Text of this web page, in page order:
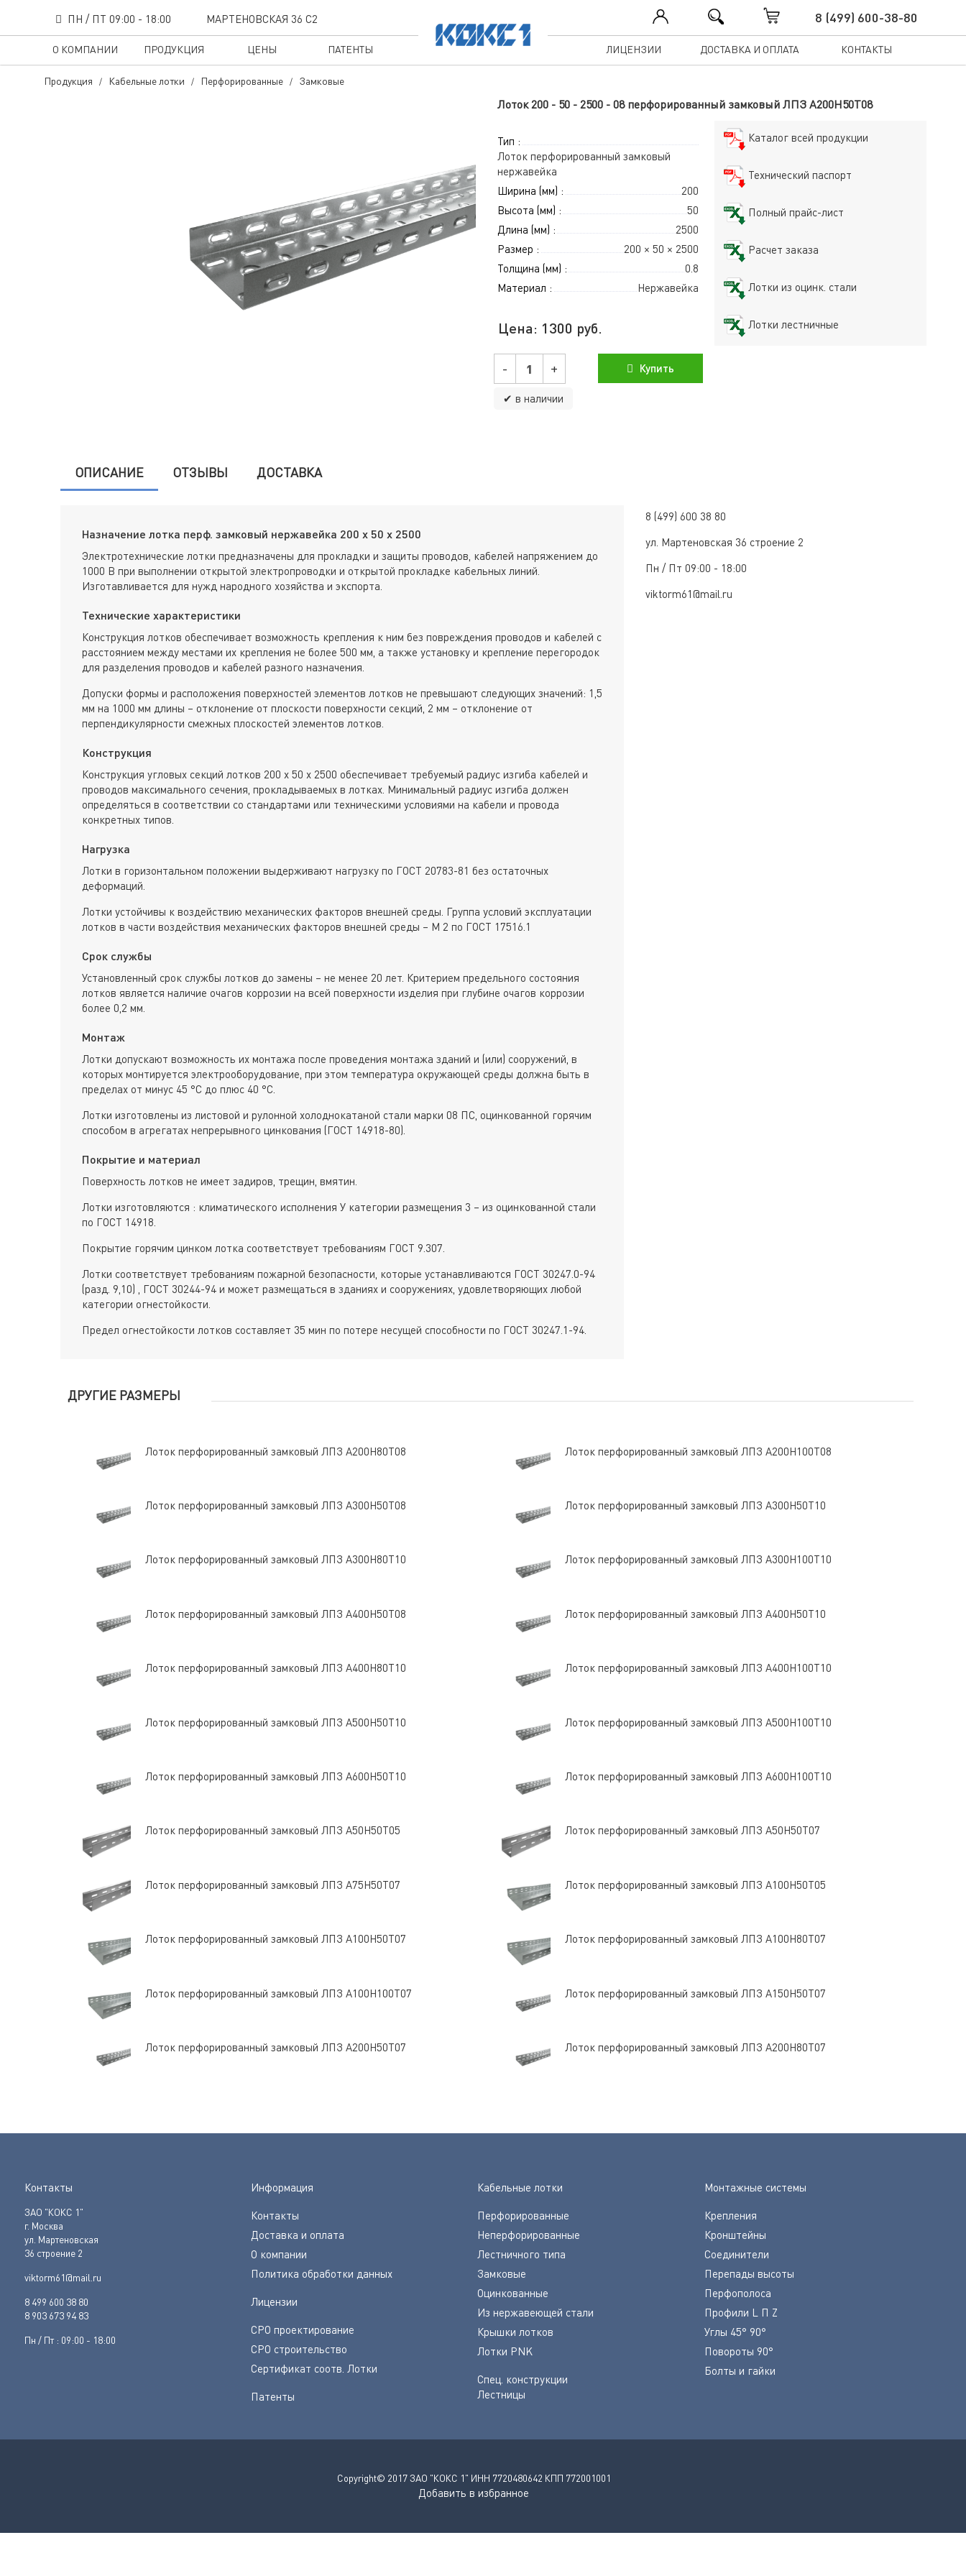
ПН / ПТ 09:00 - 18:00 МАРТЕНОВСКАЯ 36 С2 8 (499) 600-38-80
О КОМПАНИИ ПРОДУКЦИЯ ЦЕНЫ ПАТЕНТЫ КОНТАКТЫ
ДОСТАВКА И ОПЛАТА
ЛИЦЕНЗИИ
Продукция Кабельные лотки Перфорированные Замковые
Лоток 200 - 50 - 2500 - 08 перфорированный замковый ЛПЗ A200Н50Т08
Тип :
Лоток перфорированный замковый
нержавейка
Ширина (мм) :
200
Высота (мм) :
50
Длина (мм) :
2500
Размер :
200 × 50 × 2500
Толщина (мм) :
0.8
Материал :
Нержавейка
Цена: 1300 руб.
- +
✔ в наличии
Купить
Каталог всей продукции
Технический паспорт
Полный прайс-лист
Расчет заказа
Лотки из оцинк. стали
Лотки лестничные
ОПИСАНИЕ ОТЗЫВЫ ДОСТАВКА
Назначение лотка перф. замковый нержавейка 200 х 50 х 2500
Электротехнические лотки предназначены для прокладки и защиты проводов, кабелей напряжением до
1000 В при выполнении открытой электропроводки и открытой прокладке кабельных линий.
Изготавливается для нужд народного хозяйства и экспорта.
Технические характеристики
Конструкция лотков обеспечивает возможность крепления к ним без повреждения проводов и кабелей с
расстоянием между местами их крепления не более 500 мм, а также установку и крепление перегородок
для разделения проводов и кабелей разного назначения.
Допуски формы и расположения поверхностей элементов лотков не превышают следующих значений: 1,5
мм на 1000 мм длины – отклонение от плоскости поверхности секций, 2 мм – отклонение от
перпендикулярности смежных плоскостей элементов лотков.
Конструкция
Конструкция угловых секций лотков 200 х 50 х 2500 обеспечивает требуемый радиус изгиба кабелей и
проводов максимального сечения, прокладываемых в лотках. Минимальный радиус изгиба должен
определяться в соответствии со стандартами или техническими условиями на кабели и провода
конкретных типов.
Нагрузка
Лотки в горизонтальном положении выдерживают нагрузку по ГОСТ 20783-81 без остаточных
деформаций.
Лотки устойчивы к воздействию механических факторов внешней среды. Группа условий эксплуатации
лотков в части воздействия механических факторов внешней среды – М 2 по ГОСТ 17516.1
Срок службы
Установленный срок службы лотков до замены – не менее 20 лет. Критерием предельного состояния
лотков является наличие очагов коррозии на всей поверхности изделия при глубине очагов коррозии
более 0,2 мм.
Монтаж
Лотки допускают возможность их монтажа после проведения монтажа зданий и (или) сооружений, в
которых монтируется электрооборудование, при этом температура окружающей среды должна быть в
пределах от минус 45 °С до плюс 40 °С.
Лотки изготовлены из листовой и рулонной холоднокатаной стали марки 08 ПС, оцинкованной горячим
способом в агрегатах непрерывного цинкования (ГОСТ 14918-80).
Покрытие и материал
Поверхность лотков не имеет задиров, трещин, вмятин.
Лотки изготовляются : климатического исполнения У категории размещения 3 – из оцинкованной стали
по ГОСТ 14918.
Покрытие горячим цинком лотка соответствует требованиям ГОСТ 9.307.
Лотки соответствует требованиям пожарной безопасности, которые устанавливаются ГОСТ 30247.0-94
(разд. 9,10) , ГОСТ 30244-94 и может размещаться в зданиях и сооружениях, удовлетворяющих любой
категории огнестойкости.
Предел огнестойкости лотков составляет 35 мин по потере несущей способности по ГОСТ 30247.1-94.
8 (499) 600 38 80
ул. Мартеновская 36 строение 2
Пн / Пт 09:00 - 18:00
viktorm61@mail.ru
ДРУГИЕ РАЗМЕРЫ
Лоток перфорированный замковый ЛПЗ A200Н80Т08 Лоток перфорированный замковый ЛПЗ A200Н100Т08
Лоток перфорированный замковый ЛПЗ A300Н50Т08 Лоток перфорированный замковый ЛПЗ A300Н50Т10
Лоток перфорированный замковый ЛПЗ A300Н80Т10 Лоток перфорированный замковый ЛПЗ A300Н100Т10
Лоток перфорированный замковый ЛПЗ A400Н50Т08 Лоток перфорированный замковый ЛПЗ A400Н50Т10
Лоток перфорированный замковый ЛПЗ A400Н80Т10 Лоток перфорированный замковый ЛПЗ A400Н100Т10
Лоток перфорированный замковый ЛПЗ A500Н50Т10 Лоток перфорированный замковый ЛПЗ A500Н100Т10
Лоток перфорированный замковый ЛПЗ A600Н50Т10 Лоток перфорированный замковый ЛПЗ A600Н100Т10
Лоток перфорированный замковый ЛПЗ A50Н50Т05 Лоток перфорированный замковый ЛПЗ A50Н50Т07
Лоток перфорированный замковый ЛПЗ A75Н50Т07 Лоток перфорированный замковый ЛПЗ A100Н50Т05
Лоток перфорированный замковый ЛПЗ A100Н50Т07 Лоток перфорированный замковый ЛПЗ A100Н80Т07
Лоток перфорированный замковый ЛПЗ A100Н100Т07 Лоток перфорированный замковый ЛПЗ A150Н50Т07
Лоток перфорированный замковый ЛПЗ A200Н50Т07 Лоток перфорированный замковый ЛПЗ A200Н80Т07
Контакты
ЗАО "КОКС 1"
г. Москва
ул. Мартеновская
36 строение 2
viktorm61@mail.ru
8 499 600 38 80
8 903 673 94 83
Пн / Пт : 09:00 - 18:00
Информация
Контакты
Доставка и оплата
О компании
Политика обработки данных
Лицензии
СРО проектирование
СРО строительство
Сертификат соотв. Лотки
Патенты
Кабельные лотки
Перфорированные
Неперфорированные
Лестничного типа
Замковые
Оцинкованные
Из нержавеющей стали
Крышки лотков
Лотки PNK
Спец. конструкции
Лестницы
Монтажные системы
Крепления
Кронштейны
Соединители
Перепады высоты
Перфополоса
Профили L П Z
Углы 45° 90°
Повороты 90°
Болты и гайки
Copyright© 2017 ЗАО "КОКС 1" ИНН 7720480642 КПП 772001001
Добавить в избранное